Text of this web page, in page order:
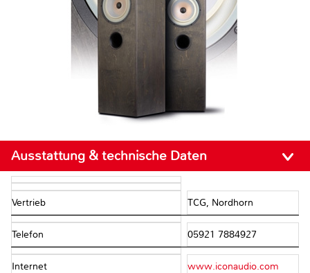
Ausstattung & technische Daten
Vertrieb TCG, Nordhorn
Telefon 05921 7884927
Internet www.iconaudio.com